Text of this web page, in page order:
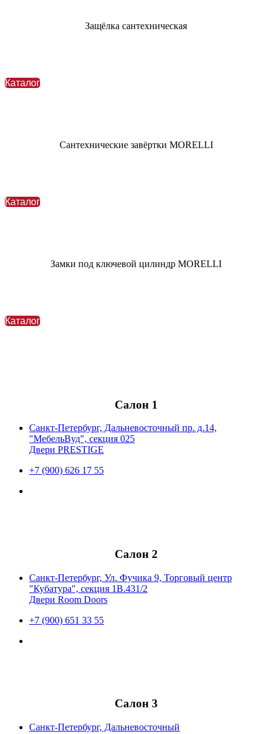
Защёлка сантехническая
Каталог
Сантехнические завёртки MORELLI
Каталог
Замки под ключевой цилиндр MORELLI
Каталог
Салон 1
Санкт-Петербург, Дальневосточный пр. д.14,
"МебельВуд", секция 025
Двери PRESTIGE
+7 (900) 626 17 55
Салон 2
Санкт-Петербург, Ул. Фучика 9, Торговый центр
"Кубатура", секция 1В.431/2
Двери Room Doors
+7 (900) 651 33 55
Салон 3
Санкт-Петербург, Дальневосточный